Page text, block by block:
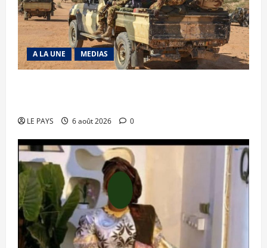
A LA UNE MEDIAS
LE PAYS 6 août 2026 0